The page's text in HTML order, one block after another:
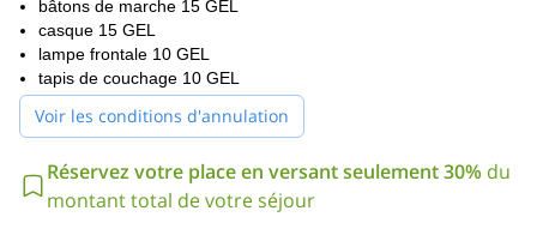
bâtons de marche 15 GEL
casque 15 GEL
lampe frontale 10 GEL
tapis de couchage 10 GEL
Voir les conditions d'annulation
Réservez votre place en versant seulement 30% du
montant total de votre séjour